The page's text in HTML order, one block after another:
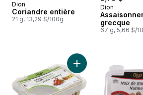
Dion
Coriandre entière
21 g, 13,29 $/100g
Préparé au
Dion
grecque
67 g, 5,66 $/
Paprika au panier Ajouter